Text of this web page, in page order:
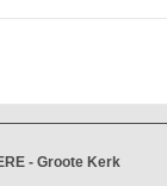
- Groote Kerk